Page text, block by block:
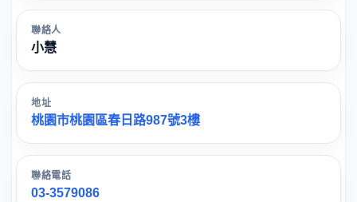
聯絡人
小慧
地址
桃園市桃園區春日路987號3樓
聯絡電話
03-3579086